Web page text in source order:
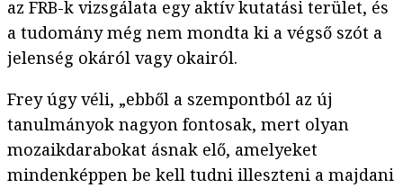
az FRB-k vizsgálata egy aktív kutatási terület, és
a tudomány még nem mondta ki a végső szót a
jelenség okáról vagy okairól.
Frey úgy véli, „ebből a szempontból az új
tanulmányok nagyon fontosak, mert olyan
mozaikdarabokat ásnak elő, amelyeket
mindenképpen be kell tudni illeszteni a majdani